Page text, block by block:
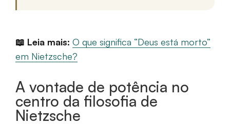
📖 Leia mais: O que significa “Deus está morto”
em Nietzsche?
A vontade de potência no
centro da filosofia de
Nietzsche